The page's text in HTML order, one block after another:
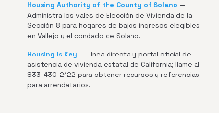
Housing Authority of the County of Solano —
Administra los vales de Elección de Vivienda de la
Sección 8 para hogares de bajos ingresos elegibles
en Vallejo y el condado de Solano.
Housing Is Key — Línea directa y portal oficial de
asistencia de vivienda estatal de California; llame al
833-430-2122 para obtener recursos y referencias
para arrendatarios.